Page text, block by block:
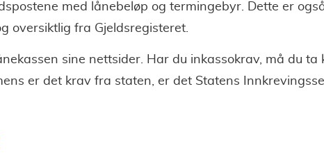
med lånebeløp og termingebyr. Dette er
oversiktlig fra Gjeldsregisteret.
sine nettsider. Har du inkassokrav, må du ta
er det krav fra staten, er det Statens